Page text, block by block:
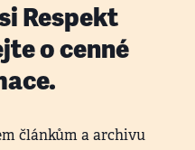
Respekt
o cenné
článkům a archivu